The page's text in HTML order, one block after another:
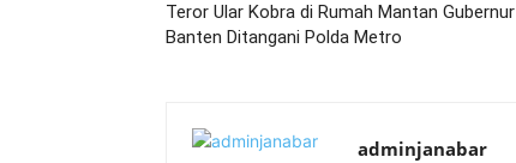
Teror Ular Kobra di Rumah Mantan Gubernur
Banten Ditangani Polda Metro
adminjanabar